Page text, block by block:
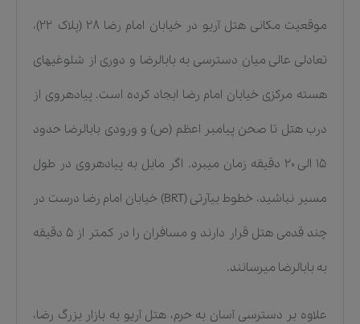
موقعیت مکانی هتل آریو در خیابان امام رضا ۲۸ (پلاک ۲۲)،
تعادلی عالی میان دسترسی به بابالرضا و دوری از شلوغیهای
هسته مرکزی خیابان امام رضا ایجاد کرده است. پیادهروی از
درب هتل تا صحن پیامبر اعظم (ص) و ورودی بابالرضا حدود
۱۵ الی ۲۰ دقیقه زمان میبرد. اگر مایل به پیادهروی در طول
مسیر نباشید، خطوط بیآرتی (BRT) خیابان امام رضا درست در
چند قدمی هتل قرار دارند و مسافران را در کمتر از ۵ دقیقه
به بابالرضا میرسانند.
علاوه بر دسترسی آسان به حرم، هتل آریو به بازار بزرگ رضا،